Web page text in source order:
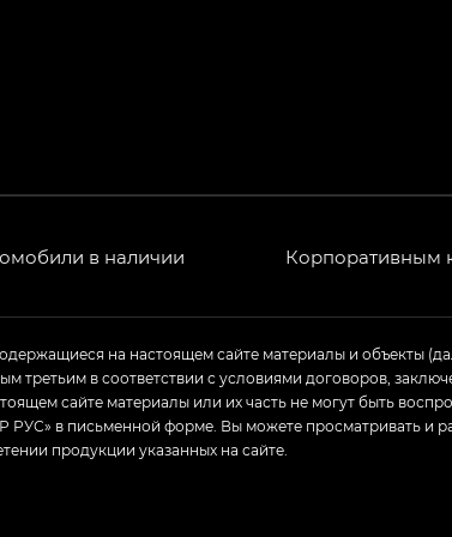
в наличии Корпоративным
на настоящем сайте материалы и объекты
третьим в соответствии с условиями договоров,
сайте материалы или их часть не могут быть
в письменной форме. Вы можете просматривать и
продукции указанных на сайте.